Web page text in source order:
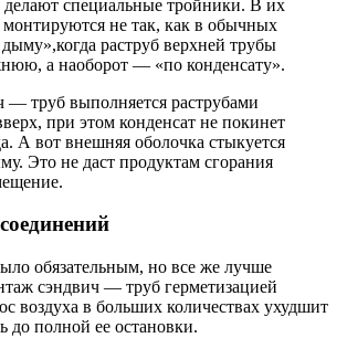
делают специальные тройники. В их
не так, как в обычных
раструб верхней трубы
а наоборот — «по конденсату».
— труб выполняется раструбами
при этом конденсат не покинет
А вот внешняя оболочка стыкуется
Это не даст продуктам сгорания
обязательным, но все же лучше
сэндвич — труб герметизацией
воздуха в больших количествах ухудшит
до полной ее остановки.